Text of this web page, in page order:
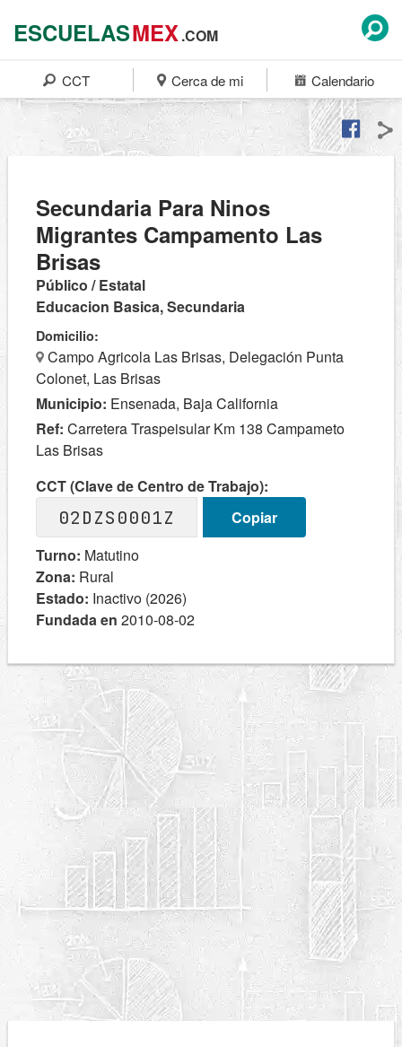
ESCUELASMEX.COM
CCT Cerca de mi Calendario
Secundaria Para Ninos
Migrantes Campamento Las
Brisas
Público / Estatal
Educacion Basica, Secundaria
Domicilio:
Campo Agricola Las Brisas, Delegación Punta
Colonet, Las Brisas
Municipio: Ensenada, Baja California
Ref: Carretera Traspeisular Km 138 Campameto
Las Brisas
CCT (Clave de Centro de Trabajo):
02DZS0001Z
Copiar
Turno: Matutino
Zona: Rural
Estado: Inactivo (2026)
Fundada en 2010-08-02